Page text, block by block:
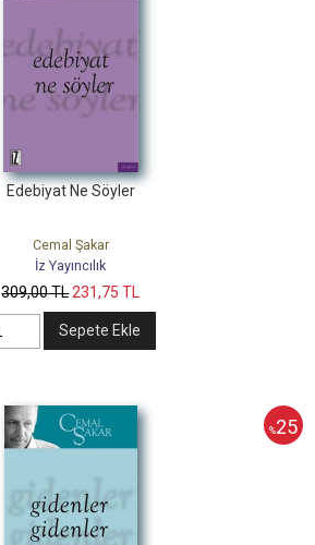
Edebiyat Ne Söyler
Cemal Şakar
İz Yayıncılık
309,00TL231,75 TL
Sepete Ekle
%25